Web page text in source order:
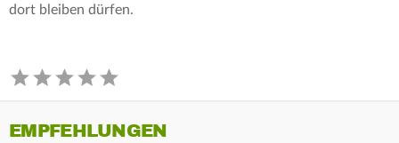
dort bleiben dürfen.
EMPFEHLUNGEN